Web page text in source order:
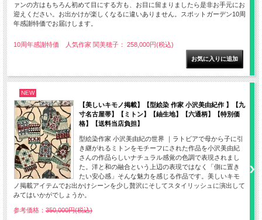
ァンの方はもちろん初めて目にする方も、お目に留まりましたら是非お手元にお
迎えください。お出かけが楽しくなるに違いありません。スポットガーデン10周
年感謝特価でお届けします。
10周年感謝特価 人気作家 関美穂子： 258,000円(税込)
NEW
【美しいキモノ掲載】【型絵染 作家 小沢美由紀作 】【九
寸名古屋帯】【ミトン】【紬生地】【六通柄】【特別価
格】【送料当店負担】
型絵染作家 小沢美由紀の世界 ｜ラトビアで母から子に引
き継がれるミトンをモチーフにされた作品を小沢美由紀
さんの作品らしいナチュラル感覚の色調で表現されまし
た。洋と和の融合という上辺の表現ではなく「側に置き
たい安心感」そんな魅力を感じる作品です。美しいキモ
ノ掲載アイテムでお出かけシーンを少し贅沢にそしてスタイリッシュに演出して
みてはいかがでしょうか。
参考価格： 350,000円(税込)